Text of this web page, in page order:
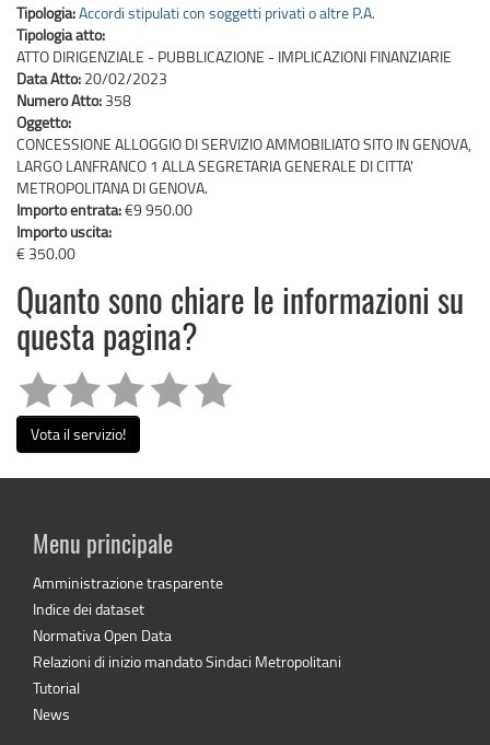
Tipologia:Accordi stipulati con soggetti privati o altre P.A.
Tipologia atto:
ATTO DIRIGENZIALE - PUBBLICAZIONE - IMPLICAZIONI FINANZIARIE
Data Atto: 20/02/2023
Numero Atto: 358
Oggetto:
CONCESSIONE ALLOGGIO DI SERVIZIO AMMOBILIATO SITO IN GENOVA,
LARGO LANFRANCO 1 ALLA SEGRETARIA GENERALE DI CITTA'
METROPOLITANA DI GENOVA.
Importo entrata:€9 950.00
Importo uscita:
€ 350.00
Quanto sono chiare le informazioni su
questa pagina?
Vota il servizio!
Menu principale
Amministrazione trasparente
Indice dei dataset
Normativa Open Data
Relazioni di inizio mandato Sindaci Metropolitani
Tutorial
News